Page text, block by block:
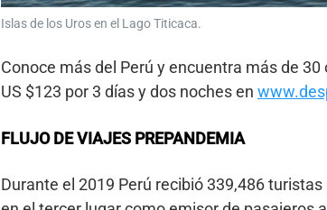
Islas de los Uros en el Lago Titicaca.
Conoce más del Perú y encuentra más de
US $123 por 3 días y dos noches en
FLUJO DE VIAJES PREPANDEMIA
Durante el 2019 Perú recibió 339,486